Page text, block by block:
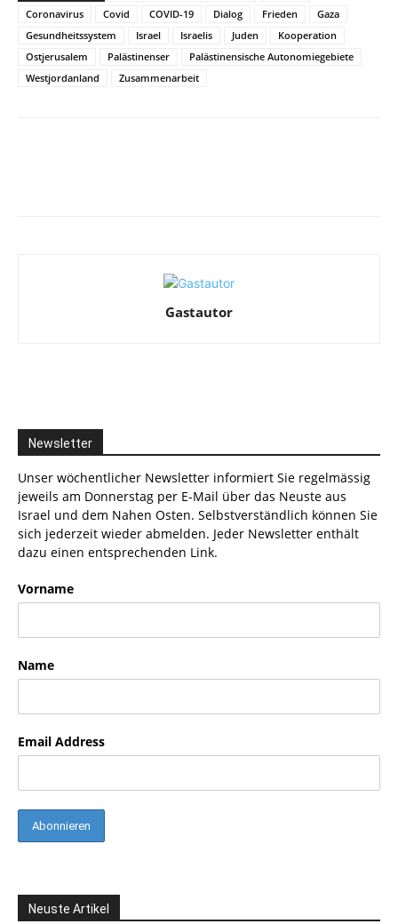
Coronavirus
Covid COVID-19 Dialog Frieden
Gaza
Gesundheitssystem
Israel Israelis Juden
Kooperation
Ostjerusalem
Palästinenser
Palästinensische Autonomiegebiete
Westjordanland
Zusammenarbeit
Gastautor
Newsletter
Unser wöchentlicher Newsletter informiert Sie regelmässig
jeweils am Donnerstag per E-Mail über das Neuste aus
Israel und dem Nahen Osten. Selbstverständlich können Sie
sich jederzeit wieder abmelden. Jeder Newsletter enthält
dazu einen entsprechenden Link.
Vorname
Name
Email Address
Neuste Artikel